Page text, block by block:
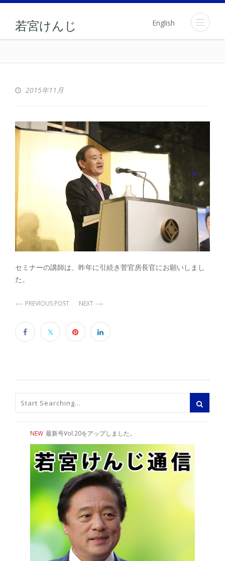
若宮けんじ English
2015年11月
セミナーの講師は、昨年に引続き菅官房長官にお願いしまし
た。
PREVIOUS POST NEXT
NEW 最新号Vol.20をアップしました。